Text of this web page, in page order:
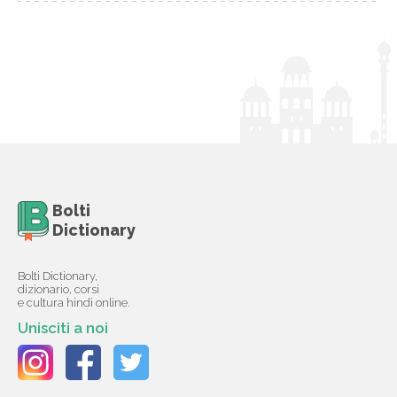
Bolti
Dictionary
Bolti Dictionary,
dizionario, corsi
e cultura hindi online.
Unisciti a noi